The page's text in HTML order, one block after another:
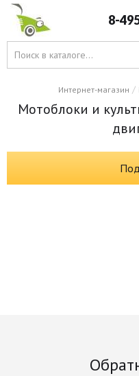
8-
Интернет-магазин /
Мотоблоки и